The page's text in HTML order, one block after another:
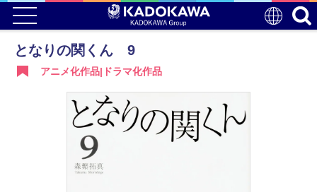
となりの関くん 9
アニメ化作品|ドラマ化作品